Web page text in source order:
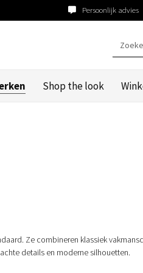
Persoonlijk advies
Shop the look
Ze combineren klassiek
details en moderne silhouetten.